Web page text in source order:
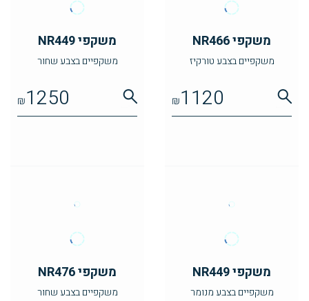
משקפי NR466
משקפיים בצבע טורקיז
₪1120
משקפי NR449
משקפיים בצבע שחור
₪1250
משקפי NR449
משקפיים בצבע מנומר
משקפי NR476
משקפיים בצבע שחור